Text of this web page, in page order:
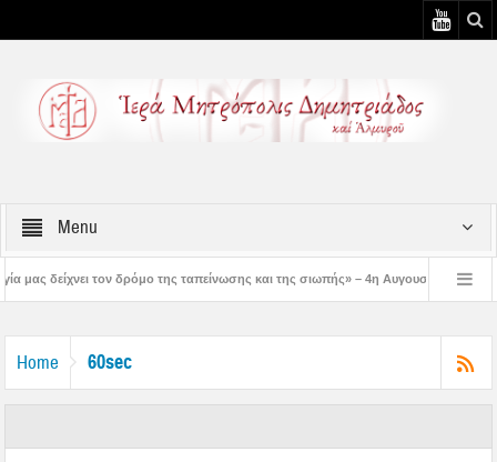
Menu
της ταπείνωσης και της σιωπής» – 4η Αυγουστιάτικη Παράκληση στην
Home 60sec